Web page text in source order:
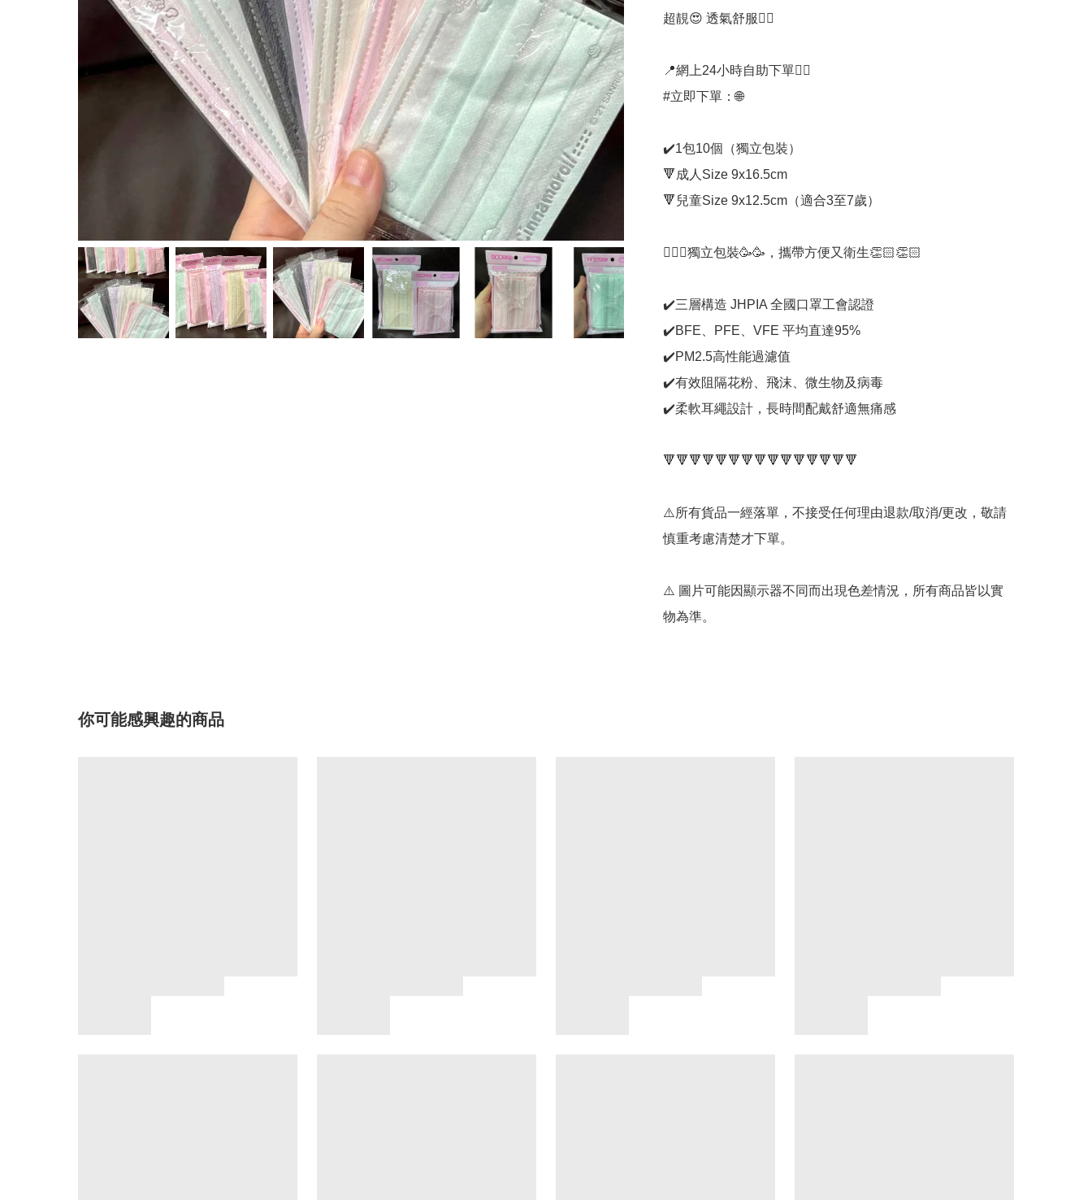
超靚😍 透氣舒服👍🏻
📍網上24小時自助下單👍🏻
#立即下單：🌐
✔️1包10個（獨立包裝）
🔻成人Size 9x16.5cm
🔻兒童Size 9x12.5cm（適合3至7歲）
🙋🏻‍♀️獨立包裝🥳🥳，攜帶方便又衛生👏🏻👏🏻
✔️三層構造 JHPIA 全國口罩工會認證
✔️BFE、PFE、VFE 平均直達95%
✔️PM2.5高性能過濾值
✔️有效阻隔花粉、飛沫、微生物及病毒
✔️柔軟耳繩設計，長時間配戴舒適無痛感
🔻🔻🔻🔻🔻🔻🔻🔻🔻🔻🔻🔻🔻🔻🔻
⚠️所有貨品一經落單，不接受任何理由退款/取消/更改，敬請
慎重考慮清楚才下單。
⚠️ 圖片可能因顯示器不同而出現色差情況，所有商品皆以實
你可能感興趣的商品